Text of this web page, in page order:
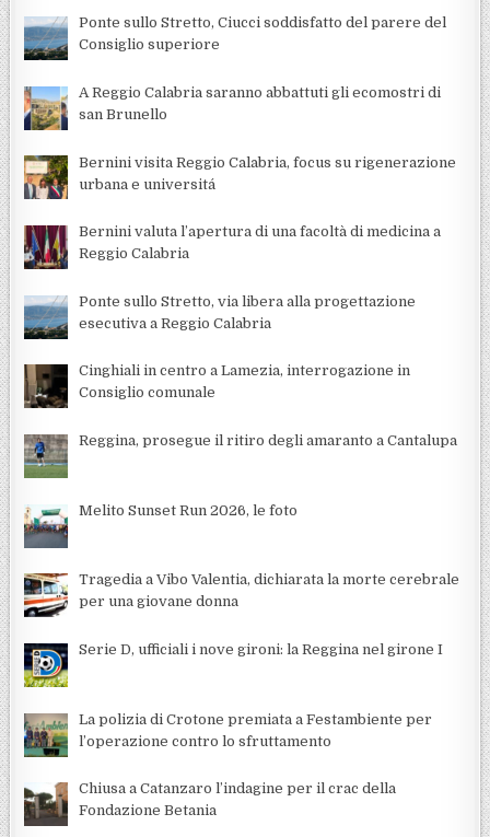
Ponte sullo Stretto, Ciucci soddisfatto del parere del
Consiglio superiore
A Reggio Calabria saranno abbattuti gli ecomostri di
san Brunello
Bernini visita Reggio Calabria, focus su rigenerazione
urbana e universitá
Bernini valuta l’apertura di una facoltà di medicina a
Reggio Calabria
Ponte sullo Stretto, via libera alla progettazione
esecutiva a Reggio Calabria
Cinghiali in centro a Lamezia, interrogazione in
Consiglio comunale
Reggina, prosegue il ritiro degli amaranto a Cantalupa
Melito Sunset Run 2026, le foto
Tragedia a Vibo Valentia, dichiarata la morte cerebrale
per una giovane donna
Serie D, ufficiali i nove gironi: la Reggina nel girone I
La polizia di Crotone premiata a Festambiente per
l’operazione contro lo sfruttamento
Chiusa a Catanzaro l’indagine per il crac della
Fondazione Betania